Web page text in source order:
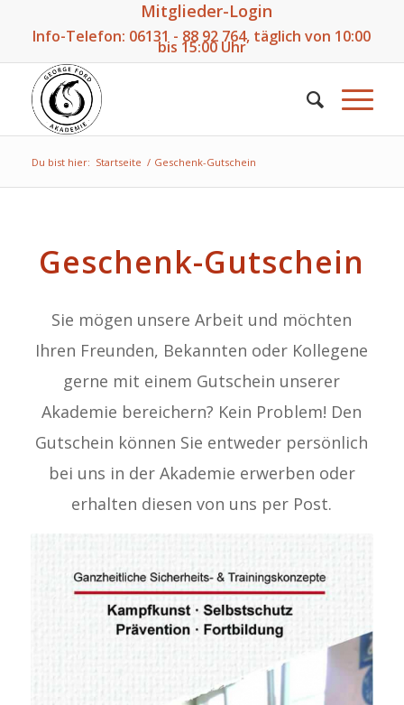
Mitglieder-Login
Info-Telefon: 06131 - 88 92 764, täglich von 10:00
bis 15:00 Uhr
Du bist hier: Startseite / Geschenk-Gutschein
Geschenk-Gutschein
Sie mögen unsere Arbeit und möchten
Ihren Freunden, Bekannten oder Kollegene
gerne mit einem Gutschein unserer
Akademie bereichern? Kein Problem! Den
Gutschein können Sie entweder persönlich
bei uns in der Akademie erwerben oder
erhalten diesen von uns per Post.